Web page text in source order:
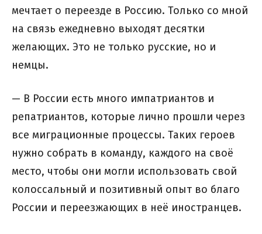
мечтает о переезде в Россию. Только со мной
на связь ежедневно выходят десятки
желающих. Это не только русские, но и
немцы.
— В России есть много импатриантов и
репатриантов, которые лично прошли через
все миграционные процессы. Таких героев
нужно собрать в команду, каждого на своё
место, чтобы они могли использовать свой
колоссальный и позитивный опыт во благо
России и переезжающих в неё иностранцев.